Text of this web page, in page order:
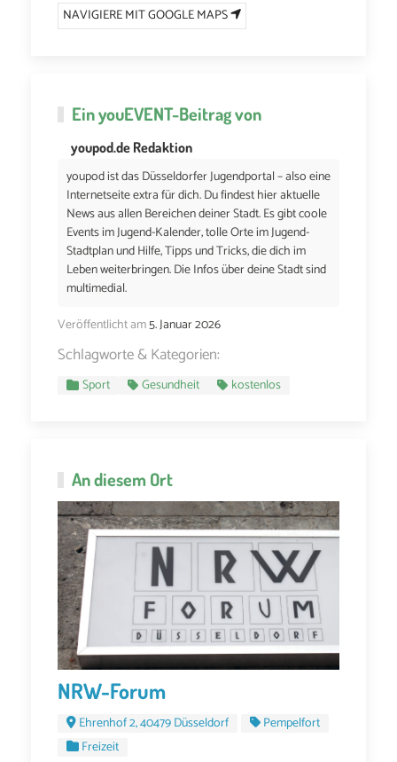
NAVIGIERE MIT GOOGLE MAPS
EinyouEVENT-Beitrag von
youpod.de Redaktion
youpod ist das Düsseldorfer Jugendportal – also eine
Internetseite extra für dich. Du findest hier aktuelle
News aus allen Bereichen deiner Stadt. Es gibt coole
Events im Jugend-Kalender, tolle Orte im Jugend-
Stadtplan und Hilfe, Tipps und Tricks, die dich im
Leben weiterbringen. Die Infos über deine Stadt sind
multimedial.
Veröffentlicht am5. Januar 2026
Schlagworte & Kategorien:
Sport Gesundheit kostenlos
An diesem Ort
NRW-Forum
Ehrenhof 2, 40479 Düsseldorf
Pempelfort
Freizeit